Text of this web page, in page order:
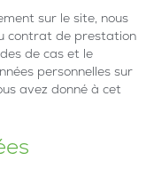
sur le site, nous
contrat de prestation
de cas et le
personnelles sur
avez donné à cet